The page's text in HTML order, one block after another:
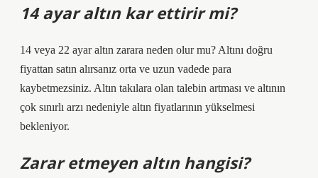
14 ayar altın kar ettirir mi?
14 veya 22 ayar altın zarara neden olur mu? Altını doğru
fiyattan satın alırsanız orta ve uzun vadede para
kaybetmezsiniz. Altın takılara olan talebin artması ve altının
çok sınırlı arzı nedeniyle altın fiyatlarının yükselmesi
bekleniyor.
Zarar etmeyen altın hangisi?